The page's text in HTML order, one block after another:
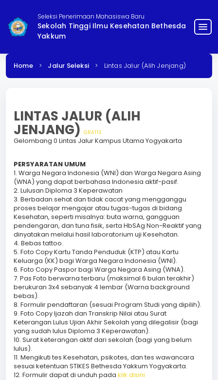
Seleksi Penerimaan Mahasiswa Baru
Sekolah Tinggi Ilmu Kesehatan Bethesda
Yakkum
menu
Home > Jalur Seleksi > Lintas Jalur (Alih Jenjang)
LINTAS JALUR (ALIH
JENJANG) GRATIS
Gelombang 0 Lintas Jalur Kampus Utama Yogyakarta
PERSYARATAN UMUM
1. Warga Negara Indonesia (WNI) dan Warga Negara Asing
(WNA) yang dapat berbahasa Indonesia aktif-pasif.
2. Lulusan Diploma 3 Keperawatan
3. Berbadan sehat dan tidak cacat yang mengganggu
proses belajar mengajar atau tugas-tugas di bidang
Kesehatan, seperti misalnya: buta warna, gangguan
pendengaran, dan tuna fisik, serta HbSAg Non-Reaktif yang
dinyatakan melalui hasil laboratorium uji Kesehatan.
4. Bebas tattoo.
5. Foto Copy Kartu Tanda Penduduk (KTP) atau Kartu
Keluarga (KK) bagi Warga Negara Indonesia (WNI).
6. Foto Copy Paspor bagi Warga Negara Asing (WNA).
7. Pas Foto berwarna terbaru (maksimal 6 bulan terakhir)
berukuran 3x4 sebanyak 4 lembar (Warna background
bebas).
8. Formulir pendaftaran (sesuai Program Studi yang dipilih).
9. Foto Copy Ijazah dan Transkrip Nilai atau Surat
Keterangan Lulus Ujian Akhir Sekolah yang dilegalisir (bagi
yang sudah lulus Diploma 3 Keperawatan).
10. Surat keterangan aktif dari sekolah (bagi yang belum
lulus).
11. Mengikuti tes Kesehatan, psikotes, dan tes wawancara
sesuai ketentuan STIKES Bethesda Yakkum Yogyakarta.
12. Formulir dapat di unduh pada klik disini